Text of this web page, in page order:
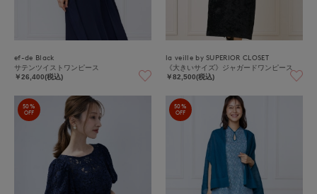
ef-de Black
サテンツイストワンピース
￥26,400(税込)
la veille by SUPERIOR CLOSET
《大きいサイズ》ジャガードワンピース
￥82,500(税込)
50%
OFF
50%
OFF